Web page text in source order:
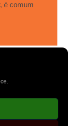
é comum